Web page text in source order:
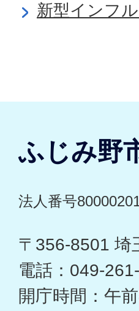
新型インフ
ふじみ野
法人番号
〒356-8501 埼
電話：049-
開庁時間：午